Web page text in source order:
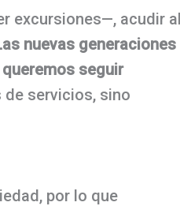
excursiones—, acudir
nuevas generaciones
seguir
servicios, sino
por lo que